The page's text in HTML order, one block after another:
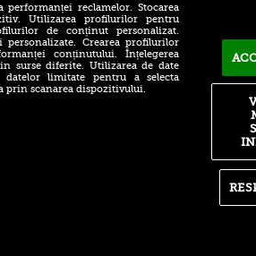
Panică la finalul meciului
KuPS - Universitatea
Craiova! Ambulanța a
reclamelor. Stocarea
Utilizarea profilurilor pentru
de conținut personalizat.
Crearea profilurilor
conținutului. Înțelegerea
surse diferite. Utilizarea de date
limitate pentru a selecta
prin scanarea dispozitivului.